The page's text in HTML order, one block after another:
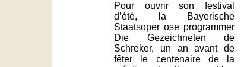
Pour ouvrir son festival
d’été, la Bayerische
Staatsoper ose programmer
Die Gezeichneten de
Schreker, un an avant de
fêter le centenaire de la